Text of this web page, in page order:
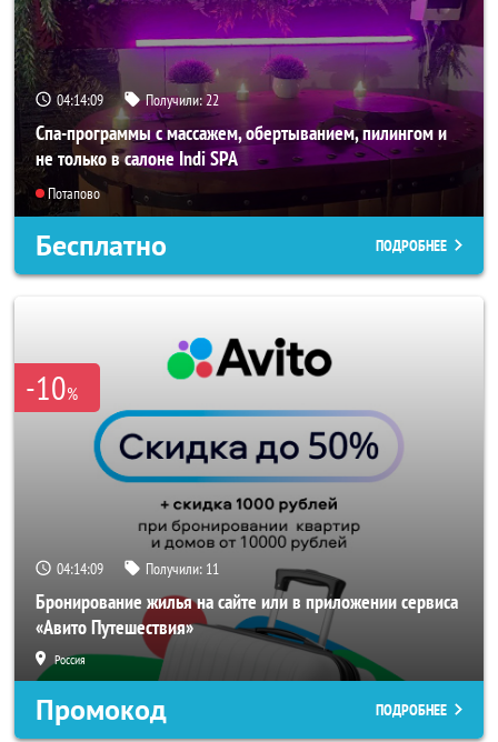
04:14:07 Получили:22
Спа-программы с массажем, обертыванием, пилингом и
не только в салоне Indi SPA
Потапово
Бесплатно ПОДРОБНЕЕ
-10%
04:14:07 Получили: 11
Бронирование жилья на сайте или в приложении сервиса
«Авито Путешествия»
Россия
Промокод ПОДРОБНЕЕ